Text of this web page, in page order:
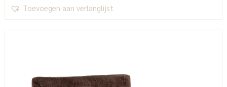
Toevoegen aan verlanglijst